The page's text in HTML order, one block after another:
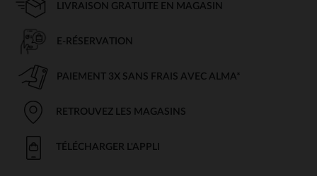
LIVRAISON GRATUITE EN MAGASIN
E-RÉSERVATION
PAIEMENT 3X SANS FRAIS AVEC ALMA*
RETROUVEZ LES MAGASINS
TÉLÉCHARGER L'APPLI